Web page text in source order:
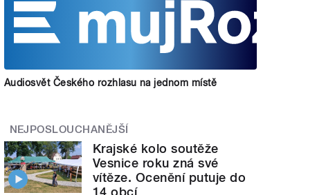
Audiosvět Českého rozhlasu na jednom místě
NEJPOSLOUCHANĚJŠÍ
Krajské kolo soutěže
Vesnice roku zná své
vítěze. Ocenění putuje do
14 obcí